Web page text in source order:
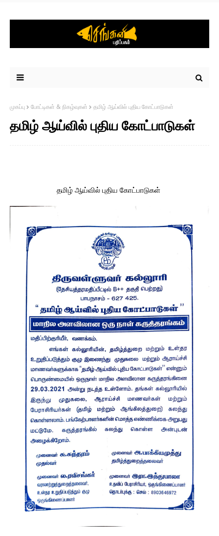
முகப்பு போட்டிகள் & நிகழ்வுகள் தமிழ் ஆய்வில் புதிய கோட்பாடுகள்
தமிழ் ஆய்வில் புதிய கோட்பாடுகள்
தமிழ் ஆய்வில் புதிய கோட்பாடுகள்